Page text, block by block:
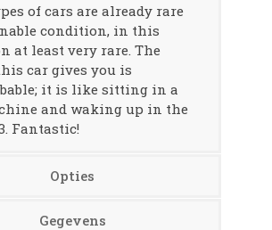
of cars are already rare
condition, in this
at least very rare. The
car gives you is
it is like sitting in a
and waking up in the
Fantastic!
Opties
Gegevens